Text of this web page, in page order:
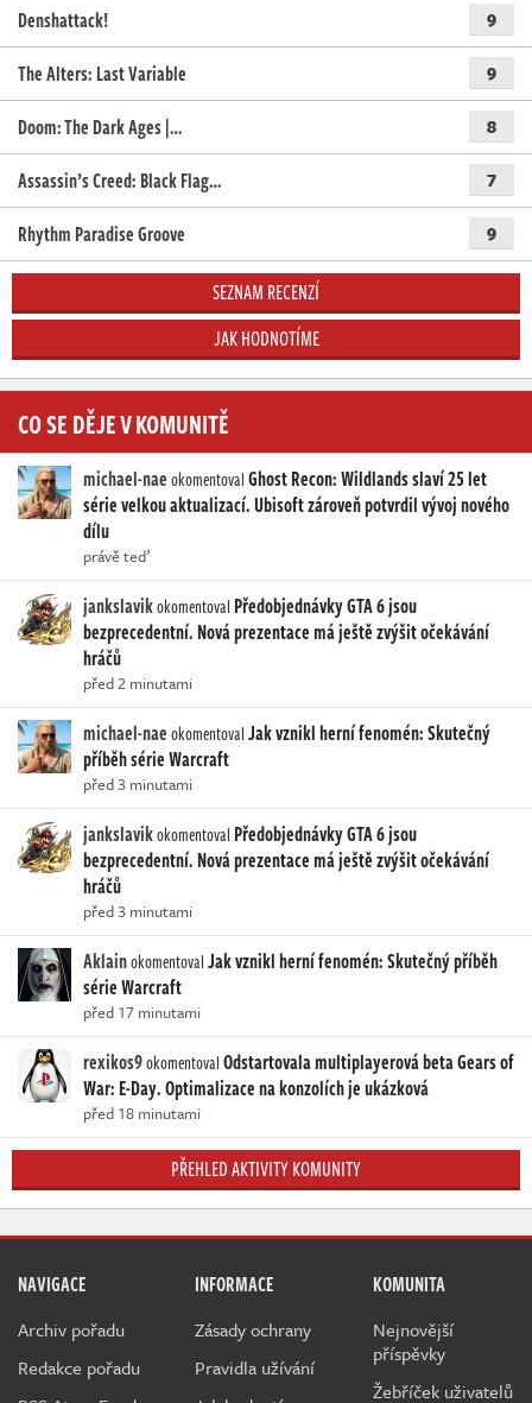
Denshattack! 9
The Alters: Last Variable 9
Doom: The Dark Ages |… 8
Assassin’s Creed: Black Flag… 7
Rhythm Paradise Groove 9
SEZNAM RECENZÍ
JAK HODNOTÍME
CO SE DĚJE V KOMUNITĚ
michael-naeokomentovalGhost Recon: Wildlands slaví 25 let
série velkou aktualizací. Ubisoft zároveň potvrdil vývoj nového
dílu
právě teď
jankslavikokomentoval Předobjednávky GTA 6 jsou
bezprecedentní. Nová prezentace má ještě zvýšit očekávání
hráčů
před 2 minutami
michael-naeokomentovalJak vznikl herní fenomén: Skutečný
příběh série Warcraft
před 3 minutami
jankslavikokomentoval Předobjednávky GTA 6 jsou
bezprecedentní. Nová prezentace má ještě zvýšit očekávání
hráčů
před 3 minutami
AklainokomentovalJak vznikl herní fenomén: Skutečný příběh
série Warcraft
před 17 minutami
rexikos9okomentovalOdstartovala multiplayerová beta Gears of
War: E-Day. Optimalizace na konzolích je ukázková
před 18 minutami
PŘEHLED AKTIVITY KOMUNITY
NAVIGACE
Archiv pořadu
Redakce pořadu
INFORMACE
Zásady ochrany
Pravidla užívání
KOMUNITA
Nejnovější
příspěvky
Žebříček uživatelů